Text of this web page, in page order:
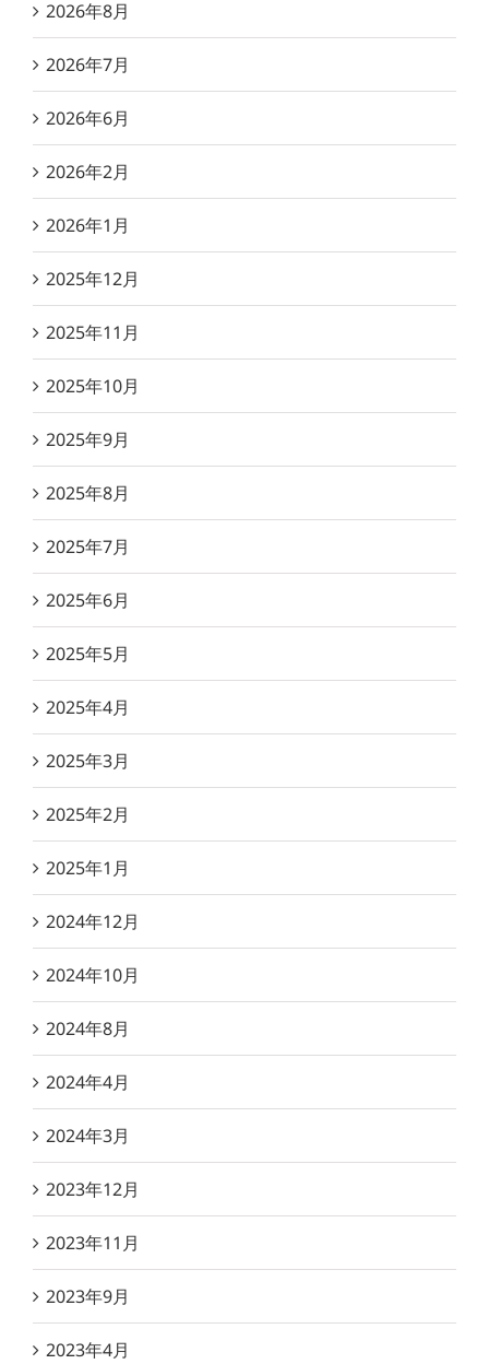
2026年8月
2026年7月
2026年6月
2026年2月
2026年1月
2025年12月
2025年11月
2025年10月
2025年9月
2025年8月
2025年7月
2025年6月
2025年5月
2025年4月
2025年3月
2025年2月
2025年1月
2024年12月
2024年10月
2024年8月
2024年4月
2024年3月
2023年12月
2023年11月
2023年9月
2023年4月